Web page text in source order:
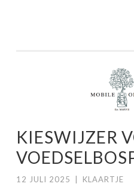
KIESWIJZER
12 JULI 2025 KLAARTJE